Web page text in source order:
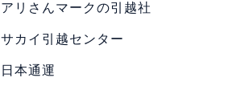
アリさんマークの引越社
サカイ引越センター
日本通運